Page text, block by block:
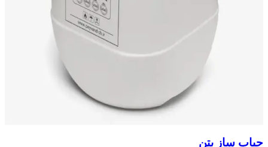
حباب ساز بتن